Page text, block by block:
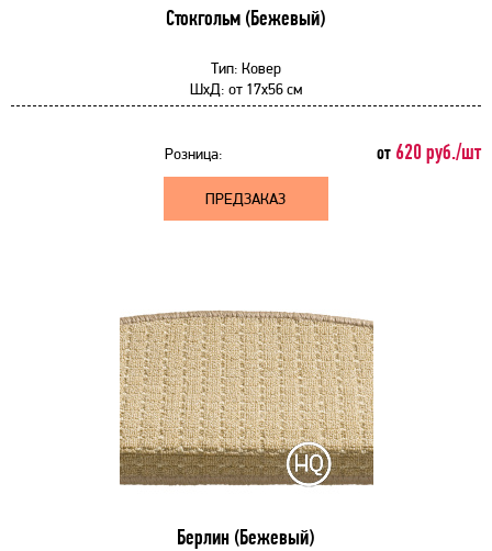
Стокгольм (Бежевый)
Тип: Ковер
ШхД: от 17x56 см
Розница: от 620 руб./шт
ПРЕДЗАКАЗ
Берлин (Бежевый)